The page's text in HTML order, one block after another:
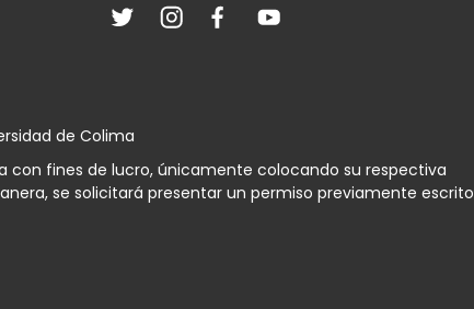
de Colima
con fines de lucro, únicamente colocando su respectiva
se solicitará presentar un permiso previamente escrito